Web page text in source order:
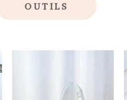
OUTILS